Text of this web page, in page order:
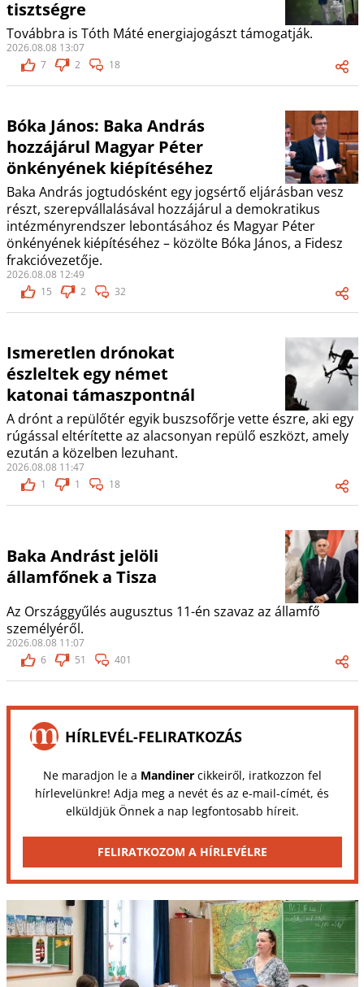
tisztségre
Továbbra is Tóth Máté energiajogászt támogatják.
2026.08.08 13:07
7
2 18
Bóka János: Baka András
hozzájárul Magyar Péter
önkényének kiépítéséhez
Baka András jogtudósként egy jogsértő eljárásban vesz
részt, szerepvállalásával hozzájárul a demokratikus
intézményrendszer lebontásához és Magyar Péter
önkényének kiépítéséhez – közölte Bóka János, a Fidesz
frakcióvezetője.
2026.08.08 12:49
15
2 32
Ismeretlen drónokat
észleltek egy német
katonai támaszpontnál
A drónt a repülőtér egyik buszsofőrje vette észre, aki egy
rúgással eltérítette az alacsonyan repülő eszközt, amely
ezután a közelben lezuhant.
2026.08.08 11:47
1
1 18
Baka Andrást jelöli
államfőnek a Tisza
Az Országgyűlés augusztus 11-én szavaz az államfő
személyéről.
2026.08.08 11:07
6
51 401
HÍRLEVÉL-FELIRATKOZÁS
Ne maradjon le a Mandinercikkeiről, iratkozzon fel
hírlevelünkre! Adja meg a nevét és az e-mail-címét, és
elküldjük Önnek a nap legfontosabb híreit.
FELIRATKOZOM A HÍRLEVÉLRE